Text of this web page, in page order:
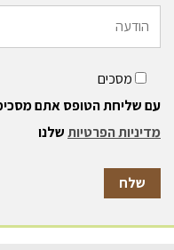
מסכים
עם שליחת הטופס אתם
מדיניות הפרטיותשלנו